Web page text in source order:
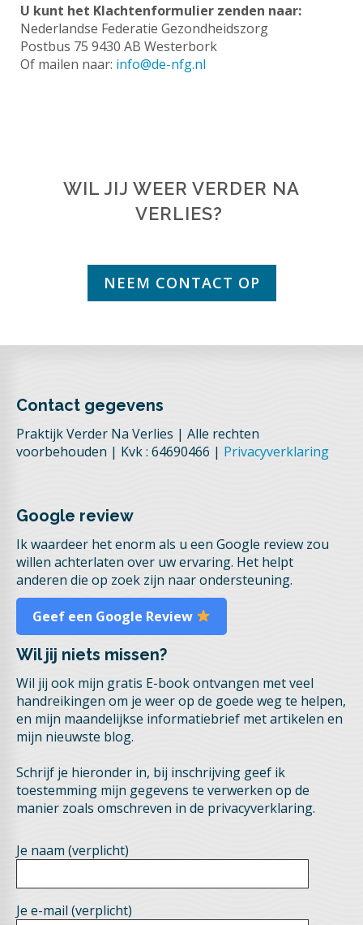
U kunt het Klachtenformulier zenden naar:
Nederlandse Federatie Gezondheidszorg
Postbus 75 9430 AB Westerbork
Of mailen naar: info@de-nfg.nl
WIL JIJ WEER VERDER NA
VERLIES?
NEEM CONTACT OP
Contact gegevens
Praktijk Verder Na Verlies | Alle rechten
voorbehouden | Kvk : 64690466 | Privacyverklaring
Google review
Ik waardeer het enorm als u een Google review zou
willen achterlaten over uw ervaring. Het helpt
anderen die op zoek zijn naar ondersteuning.
Geef een Google Review
Wil jij niets missen?
Wil jij ook mijn gratis E-book ontvangen met veel
handreikingen om je weer op de goede weg te helpen,
en mijn maandelijkse informatiebrief met artikelen en
mijn nieuwste blog.
Schrijf je hieronder in, bij inschrijving geef ik
toestemming mijn gegevens te verwerken op de
manier zoals omschreven in de privacyverklaring.
Je naam (verplicht)
Je e-mail (verplicht)